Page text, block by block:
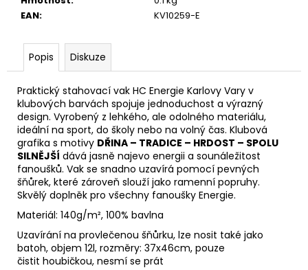
EAN: KV10259-E
Popis Diskuze
Praktický stahovací vak HC Energie Karlovy Vary v
klubových barvách spojuje jednoduchost a výrazný
design. Vyrobený z lehkého, ale odolného materiálu,
ideální na sport, do školy nebo na volný čas. Klubová
grafika s motivy DŘINA – TRADICE – HRDOST – SPOLU
SILNĚJŠÍ dává jasně najevo energii a sounáležitost
fanoušků. Vak se snadno uzavírá pomocí pevných
šňůrek, které zároveň slouží jako ramenní popruhy.
Skvělý doplněk pro všechny fanoušky Energie.
Materiál: 140g/m², 100% bavlna
Uzavírání na provlečenou šňůrku, lze nosit také jako
batoh, objem 12l, rozměry: 37x46cm, pouze
čistit houbičkou, nesmí se prát
u
DĚTSKÁ
KŠILTOVKA
349
Kč